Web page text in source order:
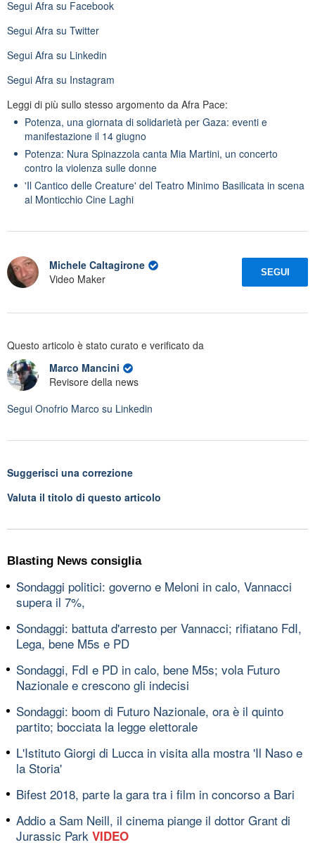
Segui Afra su Facebook
Segui Afra su Twitter
Segui Afra su Linkedin
Segui Afra su Instagram
Leggi di più sullo stesso argomento da Afra Pace:
Potenza, una giornata di solidarietà per Gaza: eventi e
manifestazione il 14 giugno
Potenza: Nura Spinazzola canta Mia Martini, un concerto
contro la violenza sulle donne
'Il Cantico delle Creature' del Teatro Minimo Basilicata in scena
al Monticchio Cine Laghi
Michele Caltagirone
Video Maker
SEGUI
Questo articolo è stato curato e verificato da
Marco Mancini
Revisore della news
Segui Onofrio Marco su Linkedin
Suggerisci una correzione
Valuta il titolo di questo articolo
Blasting News consiglia
Sondaggi politici: governo e Meloni in calo, Vannacci
supera il 7%,
Sondaggi: battuta d'arresto per Vannacci; rifiatano FdI,
Lega, bene M5s e PD
Sondaggi, FdI e PD in calo, bene M5s; vola Futuro
Nazionale e crescono gli indecisi
Sondaggi: boom di Futuro Nazionale, ora è il quinto
partito; bocciata la legge elettorale
L'Istituto Giorgi di Lucca in visita alla mostra 'Il Naso e
la Storia'
Bifest 2018, parte la gara tra i film in concorso a Bari
Addio a Sam Neill, il cinema piange il dottor Grant di
Jurassic Park VIDEO